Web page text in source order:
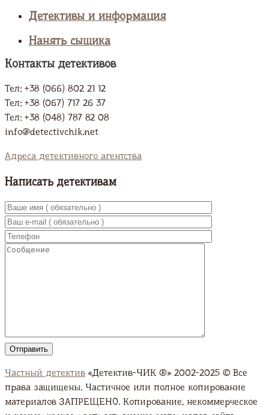
Детективы и информация
Нанять сыщика
Контакты детективов
Тел: +38 (066) 802 21 12
Тел: +38 (067) 717 26 37
Тел: +38 (048) 787 82 08
info@detectivchik.net
Адреса детективного агентства
Написать детективам
Частный детектив «Детектив-ЧИК ®» 2002-2025 © Все
права защищены. Частичное или полное копирование
материалов ЗАПРЕЩЕНО. Копирование, некоммерческое